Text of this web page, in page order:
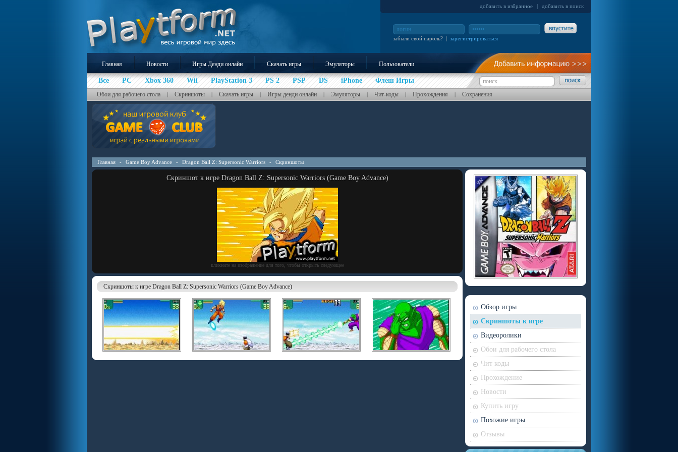
добавить в избранное | добавить в поиск
забыли свой пароль? | зарегистрироваться
Главная Новости Игры Денди онлайн Скачать игры Эмуляторы Пользователи
Все PC Xbox 360 Wii PlayStation 3 PS 2 PSP DS iPhone Флеш Игры
Обои для рабочего стола | Скриншоты | Скачать игры | Игры денди онлайн | Эмуляторы | Чит-коды | Прохождения | Сохранения
Главная - Game Boy Advance - Dragon Ball Z: Supersonic Warriors - Скриншоты
Скриншот к игре Dragon Ball Z: Supersonic Warriors (Game Boy Advance)
кликните на изображение для того, чтобы открыть следующее
Скриншоты к игре Dragon Ball Z: Supersonic Warriors (Game Boy Advance)
Обзор игры
Скриншоты к игре
Видеоролики
Обои для рабочего стола
Чит коды
Прохождение
Новости
Купить игру
Похожие игры
Отзывы